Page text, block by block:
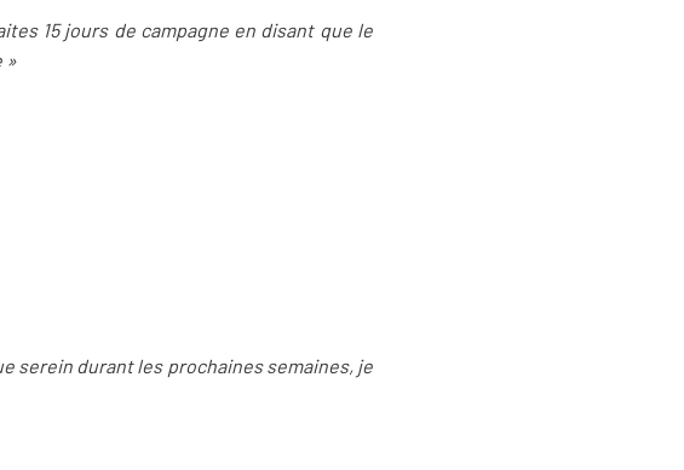
15 jours de campagne en disant que le
»
serein durant les prochaines semaines, je